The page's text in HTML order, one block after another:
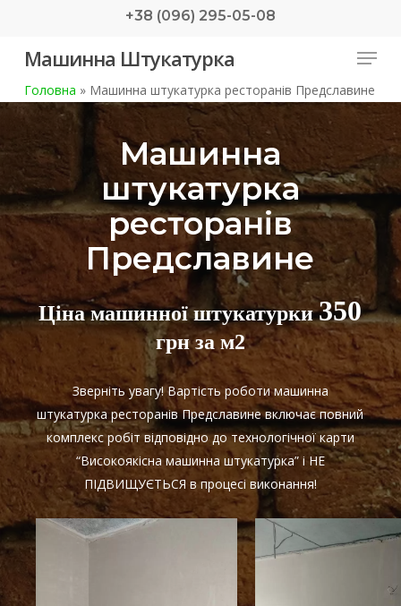
main
+38 (096) 295-05-08
Машинна Штукатурка Menu
Головна »Машинна штукатурка ресторанів Предславине
Машинна
штукатурка
ресторанів
Предславине
Ціна машинної штукатурки350
грн за м2
Зверніть увагу! Вартість роботи машинна
штукатурка ресторанів Предславине включає повний
комплекс робіт відповідно до технологічної карти
“Високоякісна машинна штукатурка” і НЕ
ПІДВИЩУЄТЬСЯ в процесі виконання!